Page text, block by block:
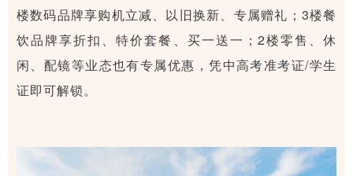
楼数码品牌享购机立减、以旧换新、专属赠礼；3楼餐
饮品牌享折扣、特价套餐、买一送一；2楼零售、休
闲、配镜等业态也有专属优惠，凭中高考准考证/学生
证即可解锁。